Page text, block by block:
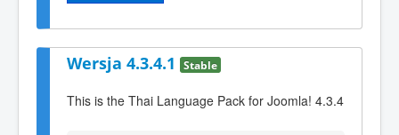
Wersja 4.3.4.1 Stable
This is the Thai Language Pack for Joomla! 4.3.4